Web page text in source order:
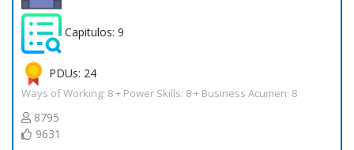
Capitulos: 9
PDUs: 24
Ways of Working: 8 + Power Skills: 8 + Business Acumen: 8
8795
9631